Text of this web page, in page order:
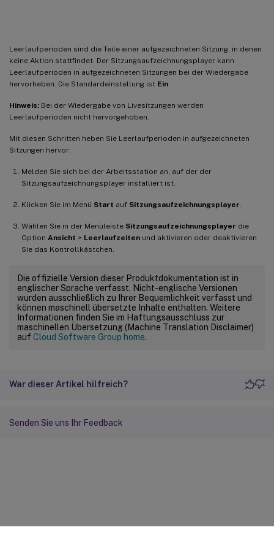
Leerlaufperioden sind die Teile einer aufgezeichneten Sitzung, in denen
keine Aktion stattfindet. Der Sitzungsaufzeichnungsplayer kann
Leerlaufperioden in aufgezeichneten Sitzungen bei der Wiedergabe
hervorheben. Die Standardeinstellung ist Ein
Hinweis: Bei der Wiedergabe von Livesitzungen werden
Leerlaufperioden nicht hervorgehoben.
Mit diesen Schritten heben Sie Leerlaufperioden in aufgezeichneten
Sitzungen hervor:
Melden Sie sich bei der Arbeitsstation an, auf der der
Sitzungsaufzeichnungsplayer installiert ist.
Klicken Sie im Menü Start auf Sitzungsaufzeichnungsplayer
Wählen Sie in der Menüleiste Sitzungsaufzeichnungsplayer die
Option Ansicht > Leerlaufzeiten und aktivieren oder deaktivieren
Sie das Kontrollkästchen.
Die offizielle Version dieser Produktdokumentation ist in
englischer Sprache verfasst. Nicht-englische Versionen
wurden ausschließlich zu Ihrer Bequemlichkeit verfasst und
können maschinell übersetzte Inhalte enthalten. Weitere
Informationen finden Sie im Haftungsausschluss zur
maschinellen Übersetzung (Machine Translation Disclaimer)
auf Cloud Software Group home.
War dieser Artikel hilfreich?
Senden Sie uns Ihr Feedback